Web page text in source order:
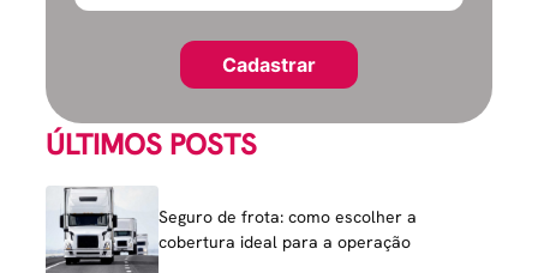
ÚLTIMOS POSTS
Seguro de frota: como escolher a
cobertura ideal para a operação